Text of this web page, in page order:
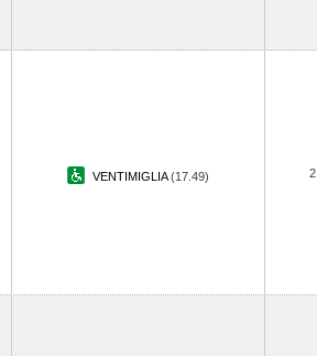
VENTIMIGLIA(17.49) 2